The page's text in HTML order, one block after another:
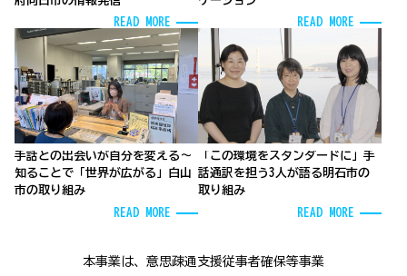
READ MORE
READ MORE
手話との出会いが自分を変える～
知ることで「世界が広がる」白山
市の取り組み
READ MORE
「この環境をスタンダードに」手
話通訳を担う3人が語る明石市の
取り組み
READ MORE
本事業は、意思疎通支援従事者確保等事業